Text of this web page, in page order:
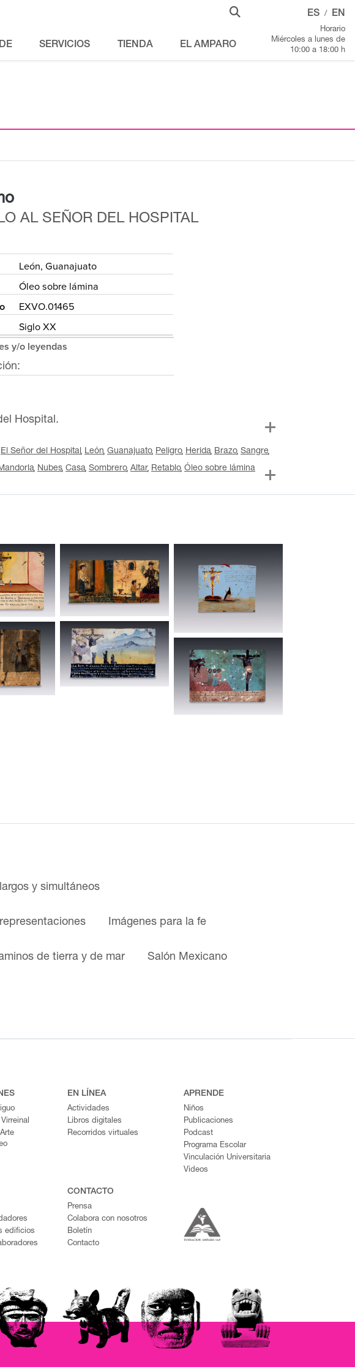
SERVICIOS TIENDA EL AMPARO
ES / EN
Horario
Miércoles a lunes de
10:00 a 18:00 h
AL SEÑOR DEL HOSPITAL
León, Guanajuato
Óleo sobre lámina
EXVO.01465
Siglo XX
y/o leyendas
Hospital.
El Señor del Hospital León Guanajuato Peligro Herida Brazo Sangre
Nubes Casa Sombrero Altar Retablo Óleo sobre lámina
y simultáneos
Imágenes para la fe
de tierra y de mar Salón Mexicano
EN LÍNEA
Actividades
Libros digitales
Recorridos virtuales
APRENDE
Niños
Publicaciones
Podcast
Programa Escolar
Vinculación Universitaria
Videos
edificios
CONTACTO
Prensa
Colabora con nosotros
Boletín
Contacto